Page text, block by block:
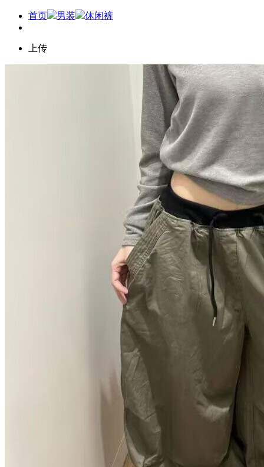
首页 男装 休闲裤
上传